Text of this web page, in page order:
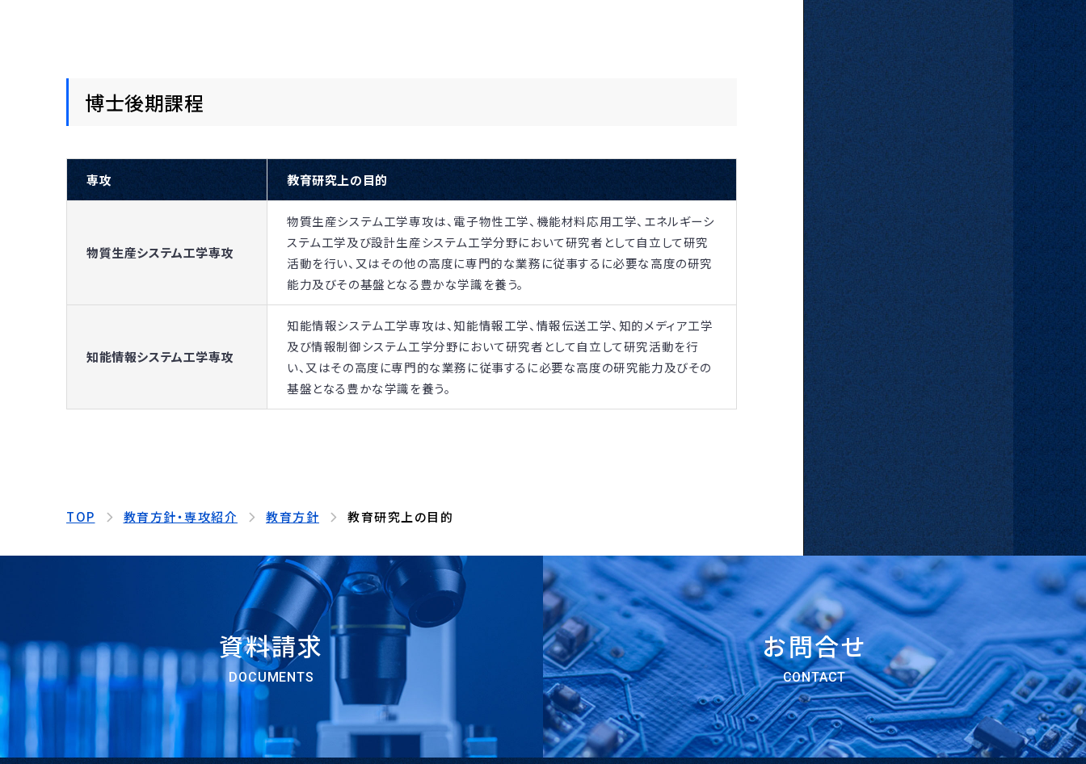
博士後期課程
専攻 教育研究上の目的
物質生産システム工学専攻
物質生産システム工学専攻は、電子物性工学、機能材料応用工学、エネルギーシ
ステム工学及び設計生産システム工学分野において研究者として自立して研究
活動を行い、又はその他の高度に専門的な業務に従事するに必要な高度の研究
能力及びその基盤となる豊かな学識を養う。
知能情報システム工学専攻
知能情報システム工学専攻は、知能情報工学、情報伝送工学、知的メディア工学
及び情報制御システム工学分野において研究者として自立して研究活動を行
い、又はその高度に専門的な業務に従事するに必要な高度の研究能力及びその
基盤となる豊かな学識を養う。
TOP 教育方針・専攻紹介 教育方針 教育研究上の目的
資料請求
DOCUMENTS
お問合せ
CONTACT